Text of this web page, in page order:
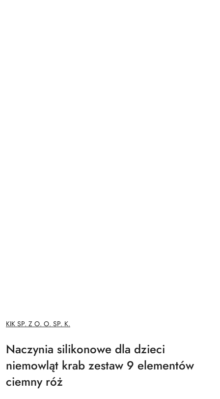
NAZWA
PRODUCENTA:
KIK SP. Z O. O. SP. K.
Naczynia silikonowe dla dzieci
niemowląt krab zestaw 9 elementów
ciemny róż